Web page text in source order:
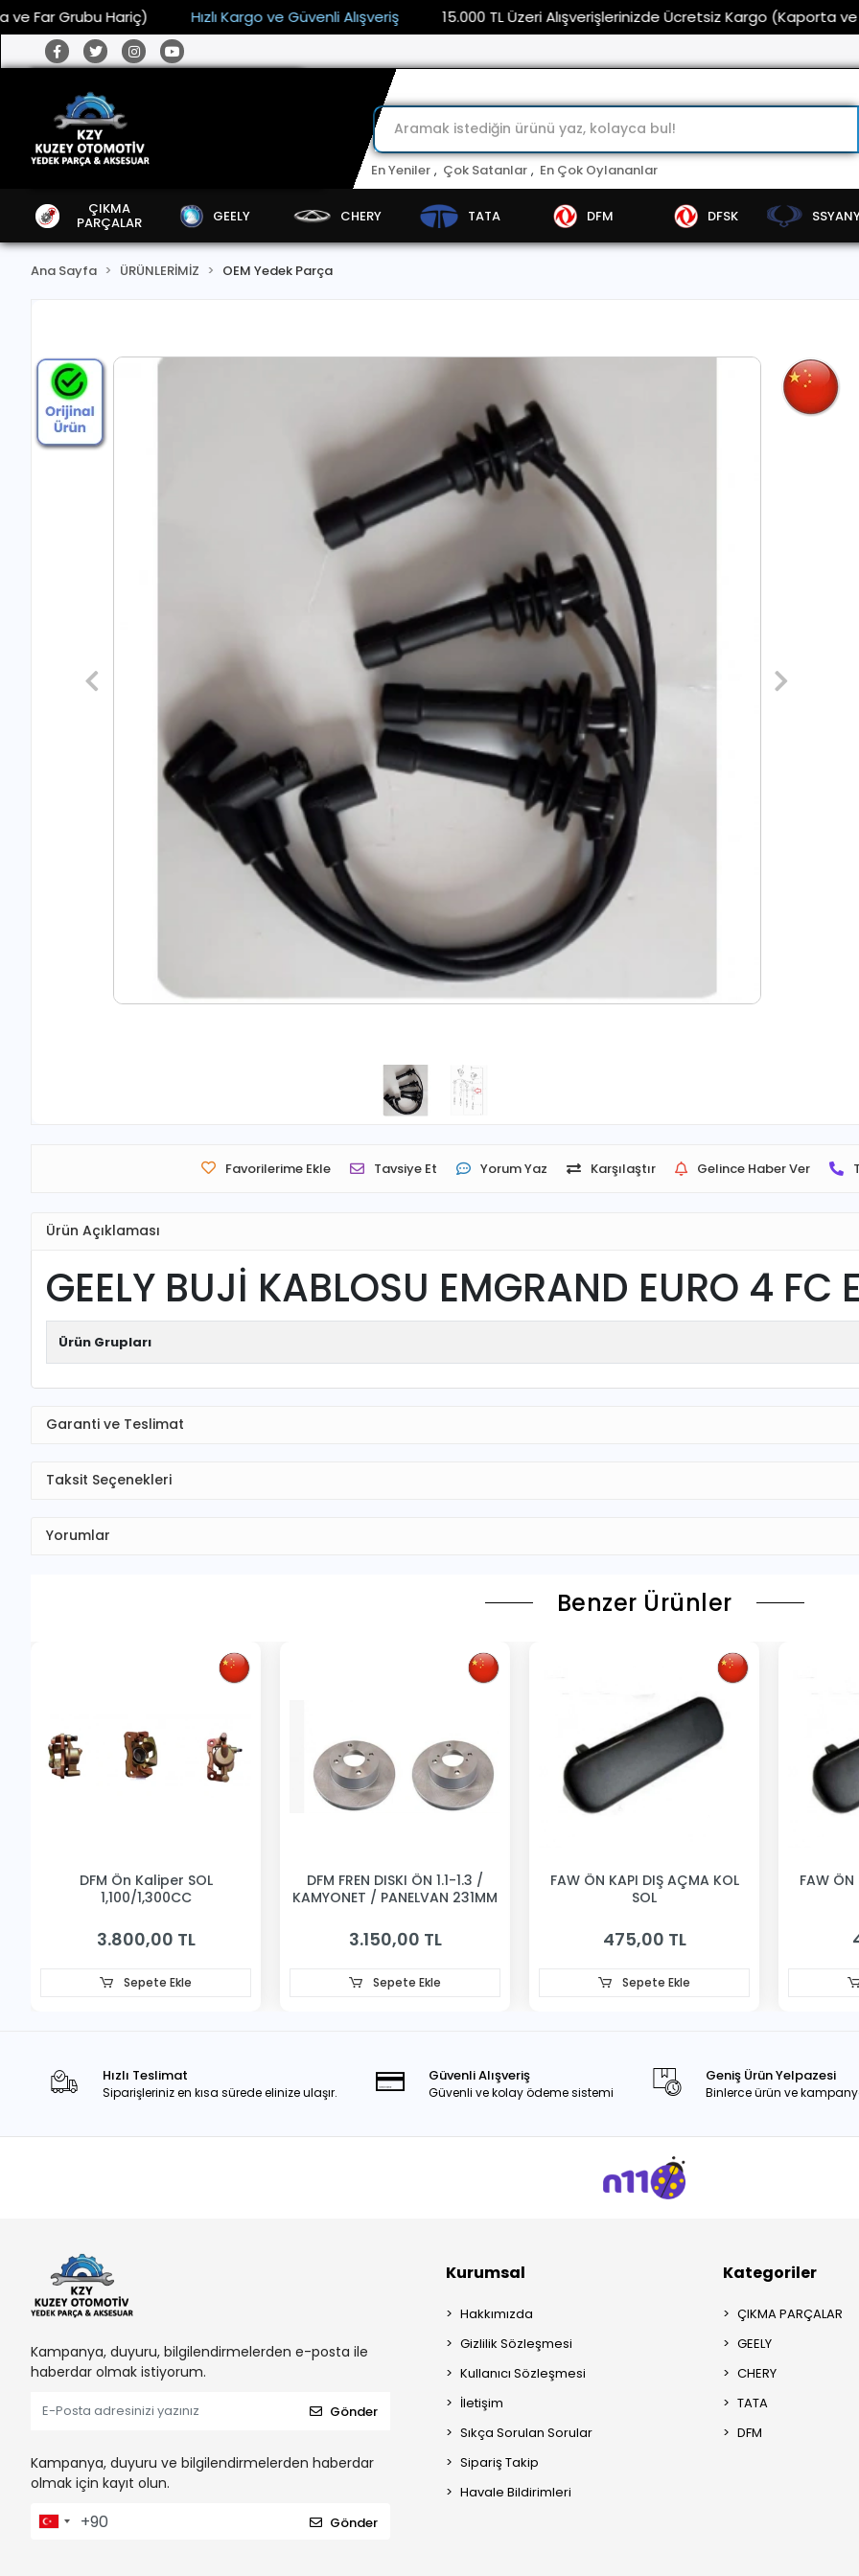
Hariç) Hızlı Kargo ve Güvenli Alışveriş 15.000 TL Üzeri Alışverişlerinizde Ücretsiz Kargo (Kaporta ve Far
En Yeniler , Çok Satanlar , En Çok Oylananlar
ÇIKMA
PARÇALAR GEELY CHERY TATA DFM DFSK
Ana Sayfa ÜRÜNLERİMİZ OEM Yedek Parça
Favorilerime Ekle Tavsiye Et Yorum Yaz Karşılaştır Gelince Haber Ver
Ürün Açıklaması
GEELY BUJİ KABLOSU EMGRAND EURO 4 FC
Ürün Grupları
Garanti ve Teslimat
Taksit Seçenekleri
Yorumlar
Benzer Ürünler
DFM Ön Kaliper SOL
1,100/1,300CC
3.800,00 TL
Sepete Ekle
DFM FREN DISKI ÖN 1.1-1.3 /
KAMYONET / PANELVAN 231MM
3.150,00 TL
Sepete Ekle
FAW ÖN KAPI DIŞ AÇMA KOL
SOL
475,00 TL
Sepete Ekle
FAW ÖN
Hızlı Teslimat
Siparişleriniz en kısa sürede elinize ulaşır.
Güvenli Alışveriş
Güvenli ve kolay ödeme sistemi
Geniş Ürün Yelpazesi
Binlerce ürün ve
Kampanya, duyuru, bilgilendirmelerden e-posta ile
haberdar olmak istiyorum.
Gönder
Kampanya, duyuru ve bilgilendirmelerden haberdar
olmak için kayıt olun.
Gönder
Kurumsal
Hakkımızda
Gizlilik Sözleşmesi
Kullanıcı Sözleşmesi
İletişim
Sıkça Sorulan Sorular
Sipariş Takip
Havale Bildirimleri
Kategoriler
ÇIKMA PARÇALAR
GEELY
CHERY
TATA
DFM